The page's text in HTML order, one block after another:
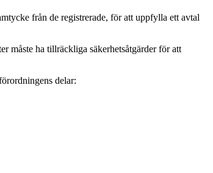
från de registrerade, för att uppfylla ett avtal
måste ha tillräckliga säkerhetsåtgärder för att
delar: